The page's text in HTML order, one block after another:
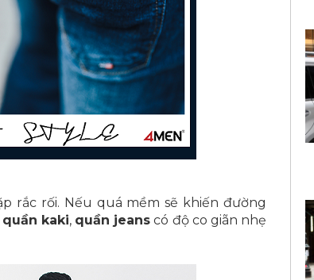
rắc rối. Nếu quá mềm sẽ khiến đường
quần kaki, quần jeans có độ co giãn nhẹ